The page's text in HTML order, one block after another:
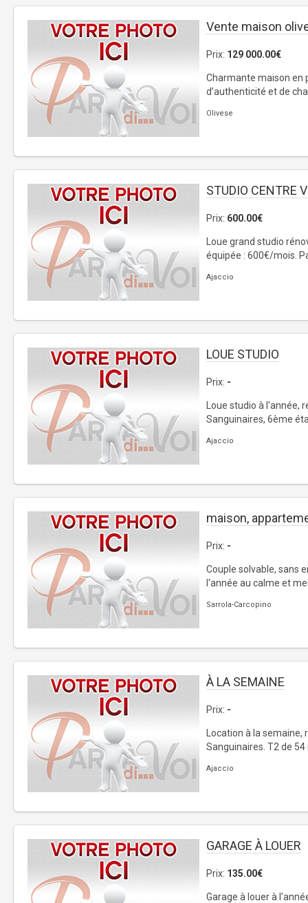
Vente maison
Prix: 129 000.00€
Charmante maison en
d’authenticité et de
Olivese
STUDIO CENTRE
Prix: 600.00€
Loue grand studio
équipée : 600€/mois.
Ajaccio
LOUE STUDIO
Prix: -
Loue studio à l'année,
Sanguinaires, 6ème
Ajaccio
maison,
Prix: -
Couple solvable, sans
l'année au calme et
Sarrola-Carcopino
À LA SEMAINE
Prix: -
Location à la
Sanguinaires. T2 de
Ajaccio
GARAGE À LOUER
Prix: 135.00€
Garage à louer à